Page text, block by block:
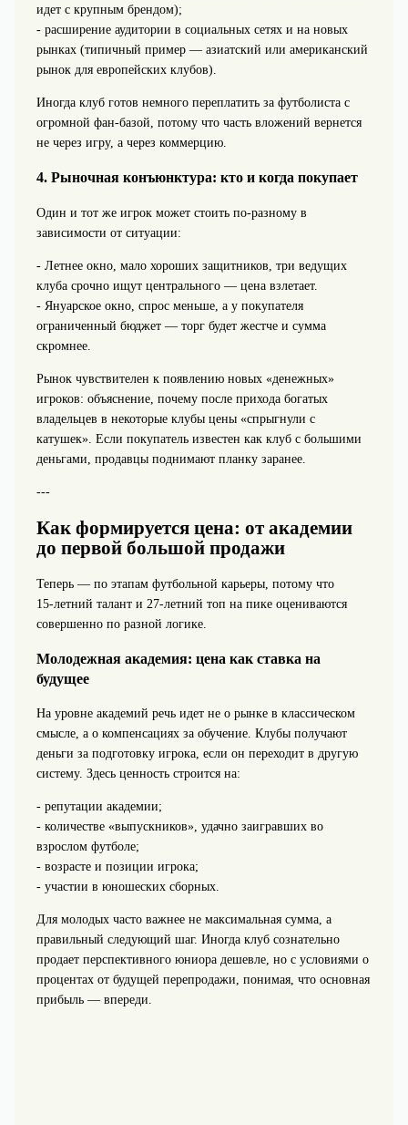
идет с крупным брендом);
- расширение аудитории в социальных сетях и на новых
рынках (типичный пример — азиатский или американский
рынок для европейских клубов).
Иногда клуб готов немного переплатить за футболиста с
огромной фан-базой, потому что часть вложений вернется
не через игру, а через коммерцию.
4. Рыночная конъюнктура: кто и когда покупает
Один и тот же игрок может стоить по-разному в
зависимости от ситуации:
- Летнее окно, мало хороших защитников, три ведущих
клуба срочно ищут центрального — цена взлетает.
- Януарское окно, спрос меньше, а у покупателя
ограниченный бюджет — торг будет жестче и сумма
скромнее.
Рынок чувствителен к появлению новых «денежных»
игроков: объяснение, почему после прихода богатых
владельцев в некоторые клубы цены «спрыгнули с
катушек». Если покупатель известен как клуб с большими
деньгами, продавцы поднимают планку заранее.
---
Как формируется цена: от академии
до первой большой продажи
Теперь — по этапам футбольной карьеры, потому что
15‑летний талант и 27‑летний топ на пике оцениваются
совершенно по разной логике.
Молодежная академия: цена как ставка на
будущее
На уровне академий речь идет не о рынке в классическом
смысле, а о компенсациях за обучение. Клубы получают
деньги за подготовку игрока, если он переходит в другую
систему. Здесь ценность строится на:
- репутации академии;
- количестве «выпускников», удачно заигравших во
взрослом футболе;
- возрасте и позиции игрока;
- участии в юношеских сборных.
Для молодых часто важнее не максимальная сумма, а
правильный следующий шаг. Иногда клуб сознательно
продает перспективного юниора дешевле, но с условиями о
процентах от будущей перепродажи, понимая, что основная
прибыль — впереди.